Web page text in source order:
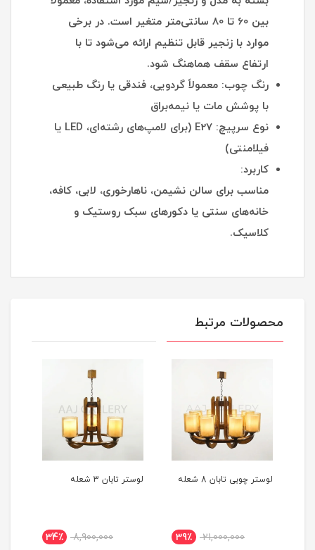
بین 60 تا 80 سانتی‌متر متغیر است. در برخی
موارد با زنجیر قابل تنظیم ارائه می‌شود تا با
ارتفاع سقف هماهنگ شود.
رنگ چوب: معمولاً گردویی، فندقی یا رنگ طبیعی
با پوشش مات یا نیمه‌براق
نوع سرپیچ: E27 (برای لامپ‌های رشته‌ای، LED یا
فیلامنتی)
کاربرد:
مناسب برای سالن نشیمن، ناهارخوری، لابی، کافه،
خانه‌های سنتی یا دکورهای سبک روستیک و
کلاسیک.
محصولات مرتبط
لوستر چوبی تابان 8 شعله
21,000,000 39٪
لوستر تابان 3 شعله
8,900,000 34٪